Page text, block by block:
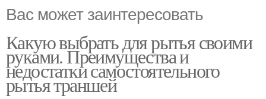
Вас может заинтересовать
Какую выбрать для рытья своими
руками. Преимущества и
недостатки самостоятельного
рытья траншей